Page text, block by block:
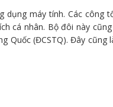
máy tính. Các công
cá nhân. Bộ đôi này
Quốc (ĐCSTQ). Đây